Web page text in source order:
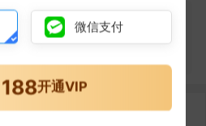
微信支付
188开通VIP